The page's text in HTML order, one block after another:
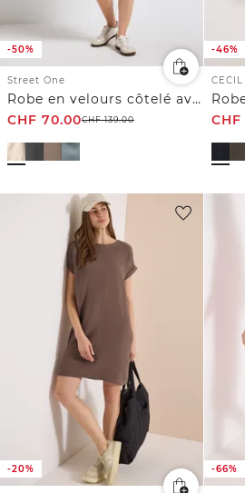
-50%
Street One
Robe en velours côtelé avec col fendu
CHF 70.00CHF139.00
-46%
CECIL
CHF
-20% -66%